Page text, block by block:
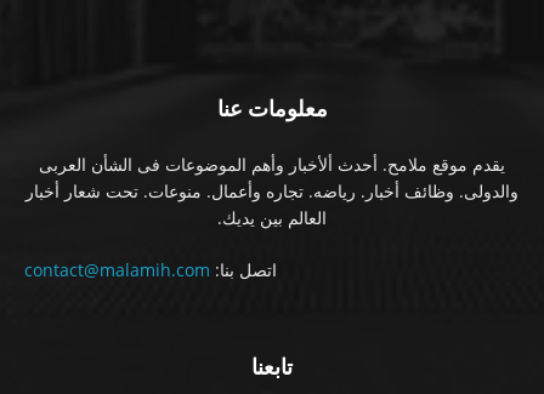
معلومات عنا
يقدم موقع ملامح. أحدث ألأخبار وأهم الموضوعات فى الشأن العربى
والدولى. وظائف أخبار. رياضه. تجاره وأعمال. منوعات. تحت شعار أخبار
العالم بين يديك.
اتصل بنا: contact@malamih.com
تابعنا